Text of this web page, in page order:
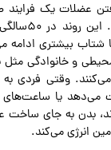
عضلات یک
۳۰ سالگی
۷۰ زندگی با شتاب بیشتری
و خانوادگی مثل
می‌کنند. وقتی فردی
می‌دهد یا ساعت‌های
بدن به جای ساخت
انرژی می‌کند.